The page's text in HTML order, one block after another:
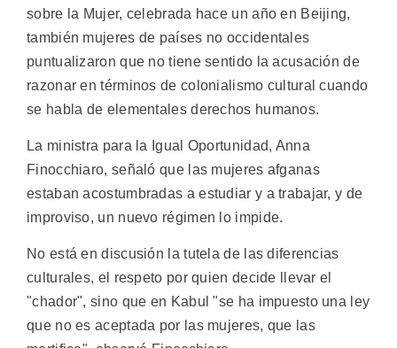
sobre la Mujer, celebrada hace un año en Beijing,
también mujeres de países no occidentales
puntualizaron que no tiene sentido la acusación de
razonar en términos de colonialismo cultural cuando
se habla de elementales derechos humanos.
La ministra para la Igual Oportunidad, Anna
Finocchiaro, señaló que las mujeres afganas
estaban acostumbradas a estudiar y a trabajar, y de
improviso, un nuevo régimen lo impide.
No está en discusión la tutela de las diferencias
culturales, el respeto por quien decide llevar el
"chador", sino que en Kabul "se ha impuesto una ley
que no es aceptada por las mujeres, que las